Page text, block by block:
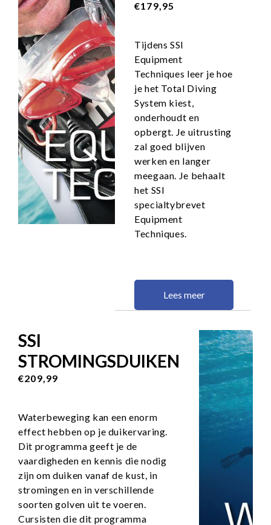
€179,95
Tijdens SSI
Equipment
Techniques leer je hoe
je het Total Diving
System kiest,
onderhoudt en
opbergt. Je uitrusting
zal goed blijven
werken en langer
meegaan. Je behaalt
het SSI
specialtybrevet
Equipment
Techniques.
Lees meer
SSI
STROMINGSDUIKEN
€209,99
Waterbeweging kan een enorm
effect hebben op je duikervaring.
Dit programma geeft je de
vaardigheden en kennis die nodig
zijn om duiken vanaf de kust, in
stromingen en in verschillende
soorten golven uit te voeren.
Cursisten die dit programma